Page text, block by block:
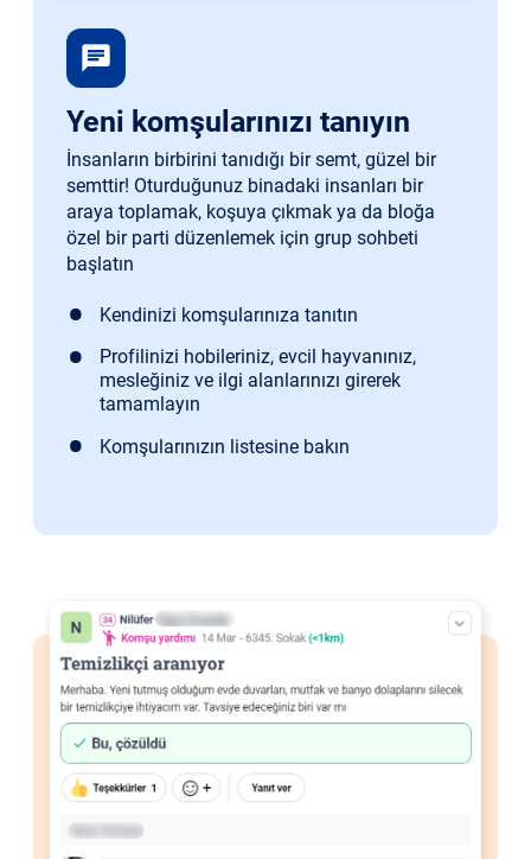
chat
Yeni komşularınızı tanıyın
İnsanların birbirini tanıdığı bir semt, güzel bir
semttir! Oturduğunuz binadaki insanları bir
araya toplamak, koşuya çıkmak ya da bloğa
özel bir parti düzenlemek için grup sohbeti
başlatın
Kendinizi komşularınıza tanıtın
Profilinizi hobileriniz, evcil hayvanınız,
mesleğiniz ve ilgi alanlarınızı girerek
tamamlayın
Komşularınızın listesine bakın